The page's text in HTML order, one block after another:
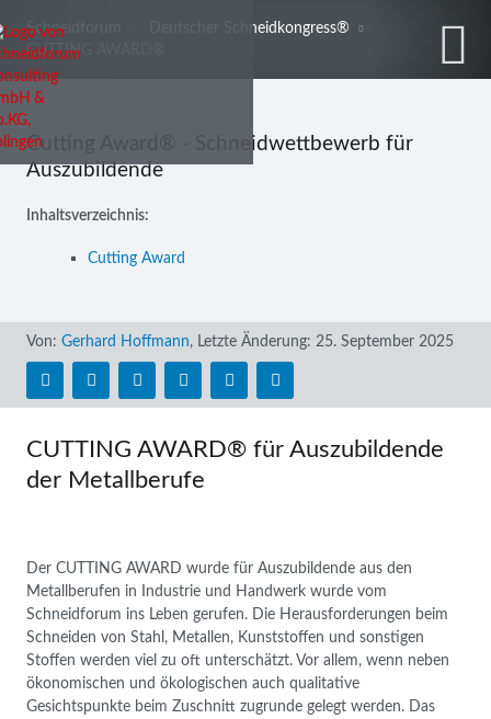
Schneidforum
Deutscher Schneidkongress®
CUTTING AWARD®
Cutting Award® - Schneidwettbewerb für
Auszubildende
Inhaltsverzeichnis:
Cutting Award
Von: Gerhard Hoffmann, Letzte Änderung: 25. September 2025
CUTTING AWARD® für Auszubildende
der Metallberufe
Der CUTTING AWARD wurde für Auszubildende aus den
Metallberufen in Industrie und Handwerk wurde vom
Schneidforum ins Leben gerufen. Die Herausforderungen beim
Schneiden von Stahl, Metallen, Kunststoffen und sonstigen
Stoffen werden viel zu oft unterschätzt. Vor allem, wenn neben
ökonomischen und ökologischen auch qualitative
Gesichtspunkte beim Zuschnitt zugrunde gelegt werden. Das